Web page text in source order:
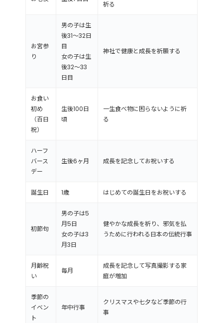
祈る
お宮参
り
男の子は生
後31～32日
目
女の子は生
後32～33
日目
神社で健康と成長を祈願する
お食い
初め
（百日
祝）
生後100日
頃
一生食べ物に困らないように祈
る
ハーフ
バース
デー
生後6ヶ月 成長を記念してお祝いする
誕生日 1歳 はじめての誕生日をお祝いする
初節句
男の子は5
月5日
女の子は3
月3日
健やかな成長を祈り、邪気を払
うために行われる日本の伝統行事
月齢祝
い
毎月
成長を記念して写真撮影する家
庭が増加
季節の
イベン
ト
年中行事
クリスマスや七夕など季節の行
事